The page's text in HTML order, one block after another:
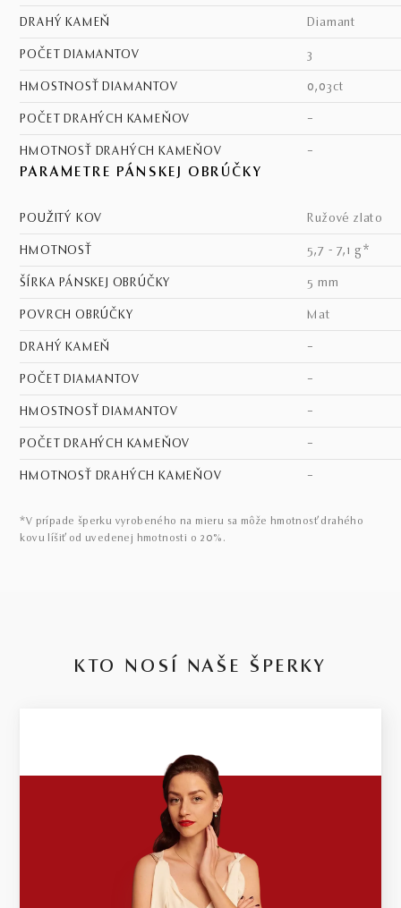
DRAHÝ KAMEŇ diamant
POČET DIAMANTOV 3
HMOSTNOSŤ DIAMANTOV 0,03ct
POČET DRAHÝCH KAMEŇOV –
HMOTNOSŤ DRAHÝCH KAMEŇOV –
PARAMETRE PÁNSKEJ OBRÚČKY
POUŽITÝ KOV ružové zlato
HMOTNOSŤ 5,7 - 7,1 g*
ŠÍRKA PÁNSKEJ OBRÚČKY 5 mm
POVRCH OBRÚČKY mat
DRAHÝ KAMEŇ –
POČET DIAMANTOV –
HMOSTNOSŤ DIAMANTOV –
POČET DRAHÝCH KAMEŇOV –
HMOTNOSŤ DRAHÝCH KAMEŇOV –
*V prípade šperku vyrobeného na mieru sa môže hmotnosť drahého
kovu líšiť od uvedenej hmotnosti o 20%.
KTO NOSÍ NAŠE ŠPERKY